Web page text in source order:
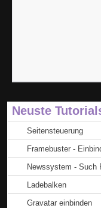
Neuste
Seitensteuerung
Framebuster -
Newssystem - Such
Ladebalken
Gravatar einbinden